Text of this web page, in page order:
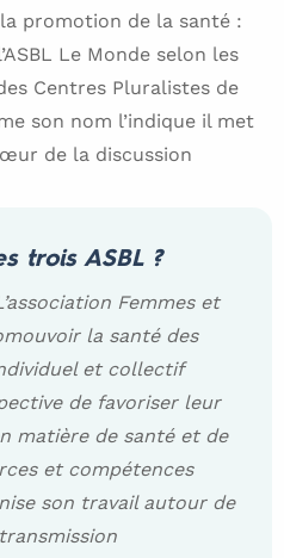
promotion de la santé :
Le Monde selon les
Centres Pluralistes de
son nom l’indique il met
de la discussion
trois ASBL ?
Femmes et
la santé des
et collectif
de favoriser leur
matière de santé et de
et compétences
son travail autour de